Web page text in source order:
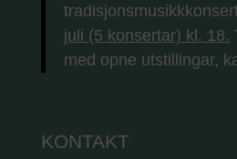
juli (5 konsertar) kl. 18.
med opne utstillingar,
KONTAKT